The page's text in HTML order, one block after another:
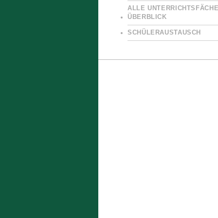
ALLE
ÜBERBLICK
SCHÜLERAUSTAUSCH